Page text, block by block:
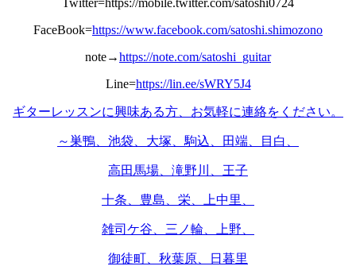
FaceBook=https://www.facebook.com/satoshi.shimozono
note→https://note.com/satoshi_guitar
Line=https://lin.ee/sWRY5J4
ギターレッスンに興味ある方、お気軽に連絡をください。
～巣鴨、池袋、大塚、駒込、田端、目白、
高田馬場、滝野川、王子
十条、豊島、栄、上中里、
雑司ケ谷、三ノ輪、上野、
御徒町、秋葉原、日暮里